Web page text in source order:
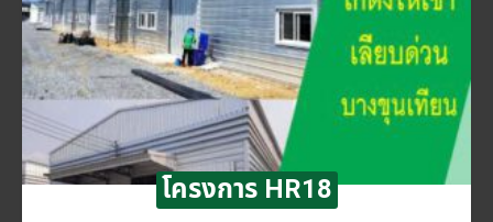
โครงการ HR18